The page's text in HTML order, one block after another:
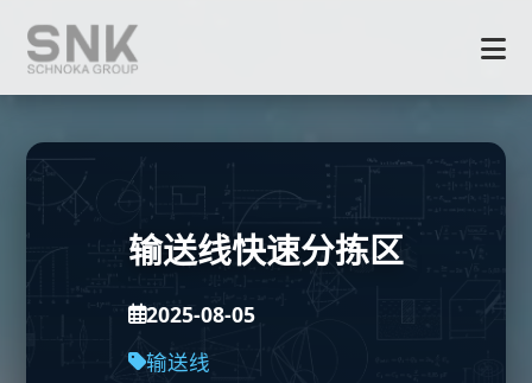
输送线快速分拣区
2025-08-05
输送线